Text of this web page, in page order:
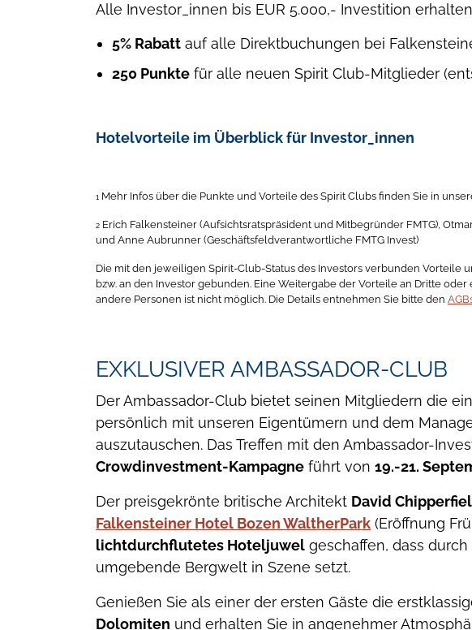
Alle Investor_innen bis EUR 5.000,- Investition
5% Rabatt auf alle Direktbuchungen bei
250 Punkte für alle neuen Spirit Club-Mitglieder
Hotelvorteile im Überblick für Investor_innen
1 Mehr Infos über die Punkte und Vorteile des Spirit Clubs finden Sie in
2 Erich Falkensteiner (Aufsichtsratspräsident und Mitbegründer FMTG),
und Anne Aubrunner (Geschäftsfeldverantwortliche FMTG Invest)
Die mit den jeweiligen Spirit-Club-Status des Investors verbunden Vorteile
bzw. an den Investor gebunden. Eine Weitergabe der Vorteile an Dritte
andere Personen ist nicht möglich. Die Details entnehmen Sie bitte den
EXKLUSIVER AMBASSADOR-CLUB
Der Ambassador-Club bietet seinen Mitgliedern die
persönlich mit unseren Eigentümern und dem
auszutauschen. Das Treffen mit den Ambassador-
Crowdinvestment-Kampagne führt von 19.-21.
Der preisgekrönte britische Architekt David
Falkensteiner Hotel Bozen WaltherPark (Eröffnung
lichtdurchflutetes Hoteljuwel geschaffen, dass
umgebende Bergwelt in Szene setzt.
Genießen Sie als einer der ersten Gäste die
Dolomiten und erhalten Sie in angenehmer